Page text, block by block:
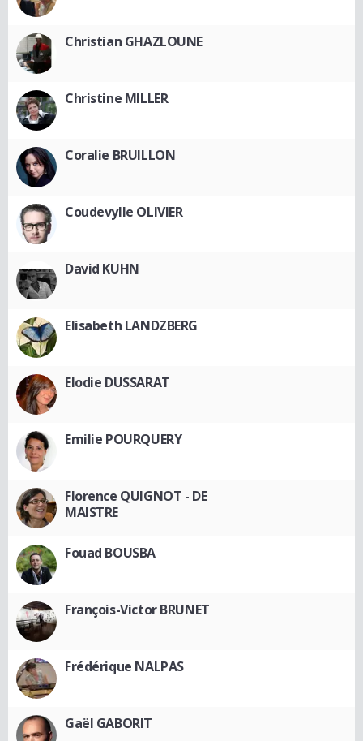
Christian GHAZLOUNE
Christine MILLER
Coralie BRUILLON
Coudevylle OLIVIER
David KUHN
Elisabeth LANDZBERG
Elodie DUSSARAT
Emilie POURQUERY
Florence QUIGNOT - DE
MAISTRE
Fouad BOUSBA
François-Victor BRUNET
Frédérique NALPAS
Gaël GABORIT